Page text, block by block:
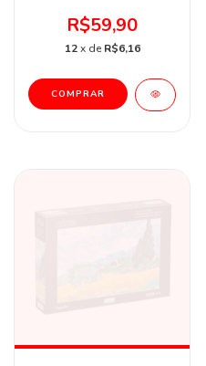
R$59,90
12 x de R$6,16